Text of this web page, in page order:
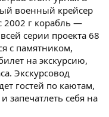
военный крейсер
2002 г корабль —
серии проекта 68
с памятником,
на экскурсию,
Экскурсовод
гостей по каютам,
запечатлеть себя на